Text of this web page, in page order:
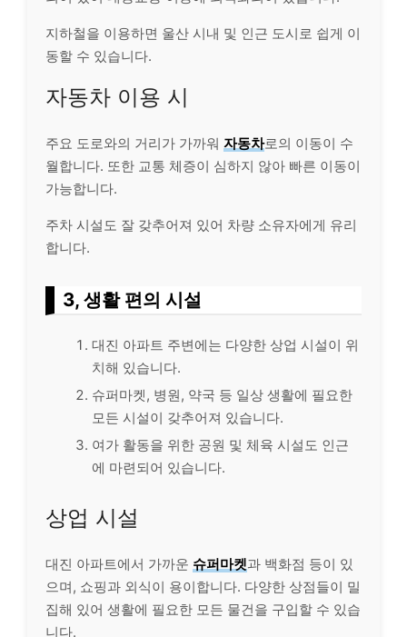
지하철을 이용하면 울산 시내 및 인근 도시로 쉽게 이
동할 수 있습니다.
자동차 이용 시
주요 도로와의 거리가 가까워 자동차로의 이동이 수
월합니다. 또한 교통 체증이 심하지 않아 빠른 이동이
가능합니다.
주차 시설도 잘 갖추어져 있어 차량 소유자에게 유리
합니다.
3, 생활 편의 시설
대진 아파트 주변에는 다양한 상업 시설이 위
치해 있습니다.
슈퍼마켓, 병원, 약국 등 일상 생활에 필요한
모든 시설이 갖추어져 있습니다.
여가 활동을 위한 공원 및 체육 시설도 인근
에 마련되어 있습니다.
상업 시설
대진 아파트에서 가까운 슈퍼마켓과 백화점 등이 있
으며, 쇼핑과 외식이 용이합니다. 다양한 상점들이 밀
집해 있어 생활에 필요한 모든 물건을 구입할 수 있습
니다.